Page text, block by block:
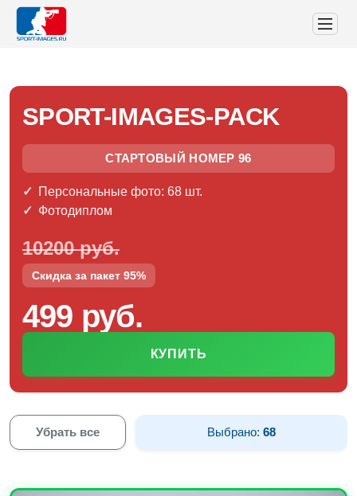
SPORT-IMAGES-PACK
СТАРТОВЫЙ НОМЕР 96
Персональные фото: 68 шт.
Фотодиплом
10200 руб.
Скидка за пакет 95%
499 руб.
КУПИТЬ
Убрать все Выбрано:68